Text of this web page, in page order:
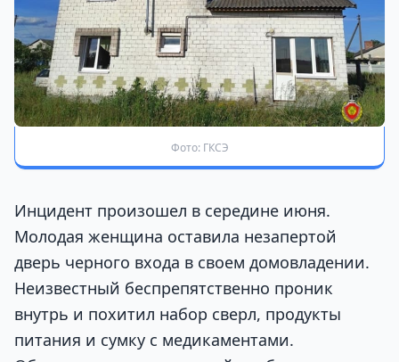
Фото: ГКСЭ
Инцидент произошел в середине июня.
Молодая женщина оставила незапертой
дверь черного входа в своем домовладении.
Неизвестный беспрепятственно проник
внутрь и похитил набор сверл, продукты
питания и сумку с медикаментами.